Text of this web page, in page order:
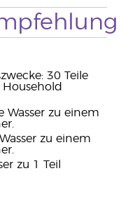
30 Teile
Household
Wasser zu einem
zu einem
zu 1 Teil